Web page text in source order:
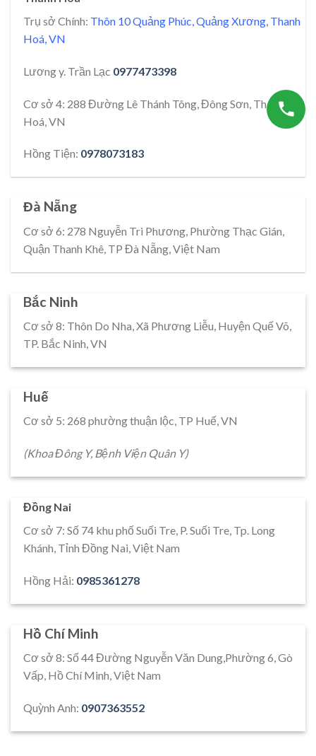
Trụ sở Chính: Thôn 10 Quảng Phúc, Quảng Xương, Thanh
Hoá, VN
Lương y. Trần Lạc 0977473398
Cơ sở 4: 288 Đường Lê Thánh Tông, Đông Sơn, Thanh
Hoá, VN
Hồng Tiện: 0978073183
Đà Nẵng
Cơ sở 6: 278 Nguyễn Tri Phương, Phường Thạc Gián,
Quận Thanh Khê, TP Đà Nẵng, Việt Nam
Bắc Ninh
Cơ sở 8: Thôn Do Nha, Xã Phương Liễu, Huyện Quế Võ,
TP. Bắc Ninh, VN
Huế
Cơ sở 5: 268 phường thuận lộc, TP Huế, VN
(Khoa Đông Y, Bệnh Viện Quân Y)
Đồng Nai
Cơ sở 7: Số 74 khu phố Suối Tre, P. Suối Tre, Tp. Long
Khánh, Tỉnh Đồng Nai, Việt Nam
Hồng Hải: 0985361278
Hồ Chí Minh
Cơ sở 8: Số 44 Đường Nguyễn Văn Dung,Phường 6, Gò
Vấp, Hồ Chí Minh, Việt Nam
Quỳnh Anh: 0907363552